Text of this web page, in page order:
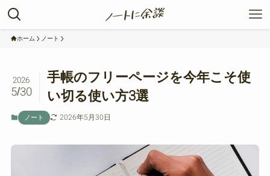
ホーム ノート
手帳のフリーページを今年こそ使
い切る使い方3選
2026
5/30
ノート 2026年5月30日